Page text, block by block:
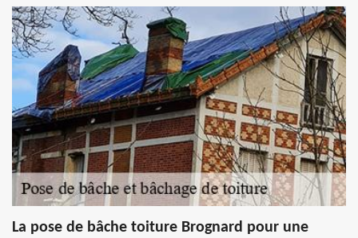
La pose de bâche toiture Brognard pour une